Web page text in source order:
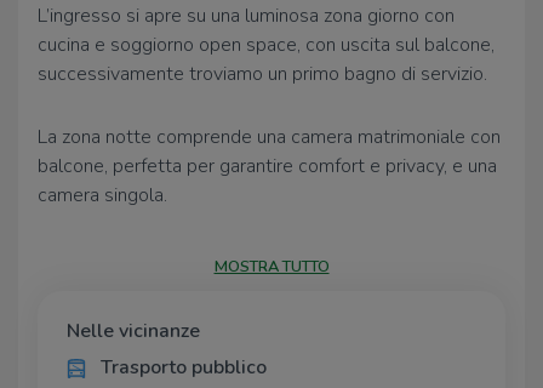
L’ingresso si apre su una luminosa zona giorno con
cucina e soggiorno open space, con uscita sul balcone,
successivamente troviamo un primo bagno di servizio.
La zona notte comprende una camera matrimoniale con
balcone, perfetta per garantire comfort e privacy, e una
camera singola.
A completare la proprietà due box singoli, comodi e
Soluzione ideale per famiglie o per chi cerca praticità e
gruppo Tecnocasaoffre consulenza riguardo tutte le
MOSTRA TUTTO
Nelle vicinanze
Trasporto pubblico